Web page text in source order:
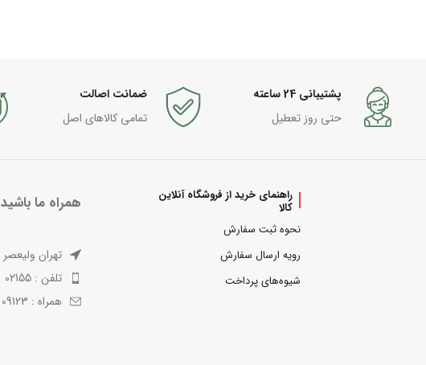
پشتیبانی 24 ساعته
حتی روز تعطیل
ضمانت اصالت
تمامی کالاهای اصل
راهنمای خرید از فروشگاه آنلاین
کالا
نحوه ثبت سفارش
رویه ارسال سفارش
شیوه‌های پرداخت
همراه ما باشید
تهران ولیعصر
تلفن : 02155
همراه : 09123